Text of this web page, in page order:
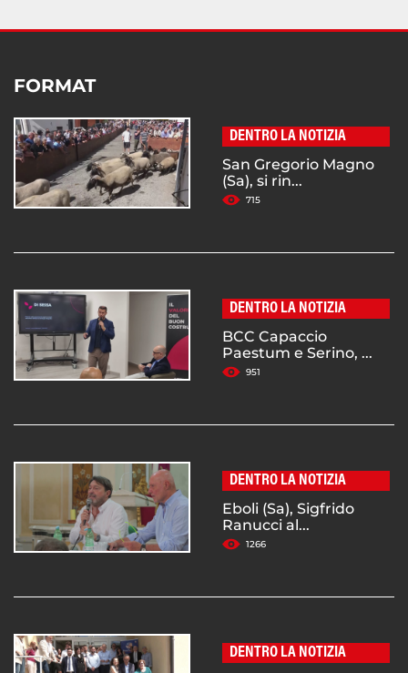
FORMAT
DENTRO LA NOTIZIA
San Gregorio Magno
(Sa), si rin...
715
DENTRO LA NOTIZIA
BCC Capaccio
Paestum e Serino, ...
951
DENTRO LA NOTIZIA
Eboli (Sa), Sigfrido
Ranucci al...
1266
DENTRO LA NOTIZIA